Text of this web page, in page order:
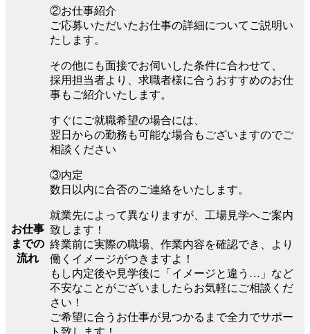
お仕事
までの
流れ
②お仕事紹介
ご応募いただいたお仕事の詳細についてご説明い
たします。
その他にも面接でお伺いした条件に合わせて、
採用担当者より、求職者様に合うおすすめのお仕
事もご紹介いたします。
すぐにご就職希望の場合には、
翌日からの勤務も可能な場合もございますのでご
相談ください
③内定
数日以内に合否のご連絡をいたします。
就業先によって異なりますが、工場見学へご案内
致します！
終業前に実際の職場、作業内容を確認でき、より
働くイメージがつきますよ！
もし内定後や見学後に「イメージと違う…」など
不安なことがございましたらお気軽にご相談くだ
さい！
ご希望に合うお仕事が見つかるまで全力でサポー
ト致します！